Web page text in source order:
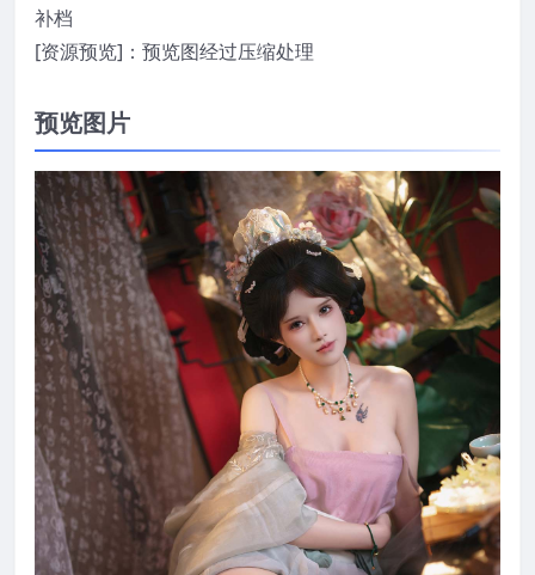
补档
[资源预览]：预览图经过压缩处理
预览图片